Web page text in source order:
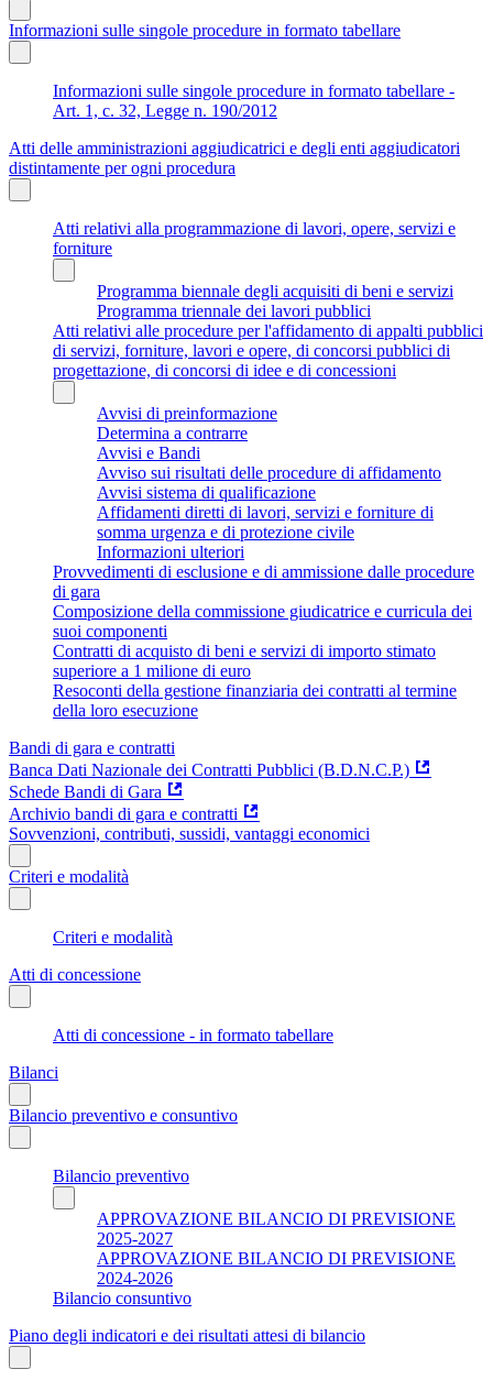
Informazioni sulle singole procedure in formato tabellare
Informazioni sulle singole procedure in formato tabellare -
Art. 1, c. 32, Legge n. 190/2012
Atti delle amministrazioni aggiudicatrici e degli enti aggiudicatori
distintamente per ogni procedura
Atti relativi alla programmazione di lavori, opere, servizi e
forniture
Programma biennale degli acquisiti di beni e servizi
Programma triennale dei lavori pubblici
Atti relativi alle procedure per l'affidamento di appalti pubblici
di servizi, forniture, lavori e opere, di concorsi pubblici di
progettazione, di concorsi di idee e di concessioni
Avvisi di preinformazione
Determina a contrarre
Avvisi e Bandi
Avviso sui risultati delle procedure di affidamento
Avvisi sistema di qualificazione
Affidamenti diretti di lavori, servizi e forniture di
somma urgenza e di protezione civile
Informazioni ulteriori
Provvedimenti di esclusione e di ammissione dalle procedure
di gara
Composizione della commissione giudicatrice e curricula dei
suoi componenti
Contratti di acquisto di beni e servizi di importo stimato
superiore a 1 milione di euro
Resoconti della gestione finanziaria dei contratti al termine
della loro esecuzione
Bandi di gara e contratti
Banca Dati Nazionale dei Contratti Pubblici (B.D.N.C.P.)
Schede Bandi di Gara
Archivio bandi di gara e contratti
Sovvenzioni, contributi, sussidi, vantaggi economici
Criteri e modalità
Criteri e modalità
Atti di concessione
Atti di concessione - in formato tabellare
Bilanci
Bilancio preventivo e consuntivo
Bilancio preventivo
APPROVAZIONE BILANCIO DI PREVISIONE
2025-2027
APPROVAZIONE BILANCIO DI PREVISIONE
2024-2026
Bilancio consuntivo
Piano degli indicatori e dei risultati attesi di bilancio